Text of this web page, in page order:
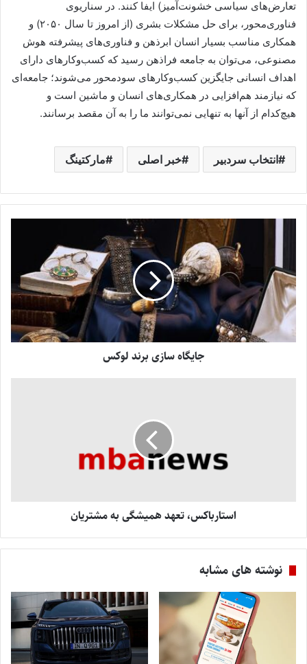
انتخاب سردبیر خبر اصلی مارکتینگ
جایگاه سازی برند لوکس
استارباکس، تعهد همیشگی به مشتریان
نوشته های مشابه